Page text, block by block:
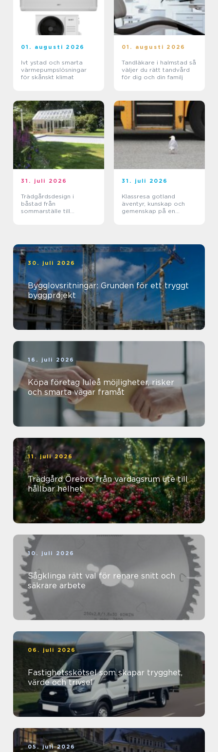
01. augusti 2026
Ivt ystad och smarta
värmepumpslösningar
för skånskt klimat
01. augusti 2026
Tandläkare i halmstad så
väljer du rätt tandvård
för dig och din familj
31. juli 2026
Trädgårdsdesign i
båstad från
sommarställe till
31. juli 2026
Klassresa gotland
äventyr, kunskap och
gemenskap på en
30. juli 2026
Bygglovsritningar: Grunden för ett tryggt
byggprojekt
16. juli 2026
Köpa företag luleå möjligheter, risker
och smarta vägar framåt
11. juli 2026
Trädgård Örebro från vardagsrum ute till
hållbar helhet
10. juli 2026
Sågklinga rätt val för renare snitt och
säkrare arbete
06. juli 2026
Fastighetsskötsel som skapar trygghet,
värde och trivsel
05. juli 2026